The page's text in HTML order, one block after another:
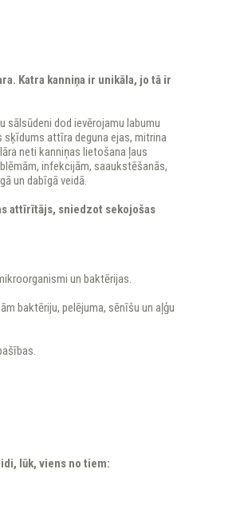
Katra kanniņa ir unikāla, jo tā ir
sālsūdeni dod ievērojamu labumu
sķīdums attīra deguna ejas, mitrina
neti kanniņas lietošana ļaus
infekcijām, saaukstēšanās,
un dabīgā veidā.
attīrītājs, sniedzot sekojošas
un baktērijas.
baktēriju, pelējuma, sēnīšu un aļģu
lūk, viens no tiem: